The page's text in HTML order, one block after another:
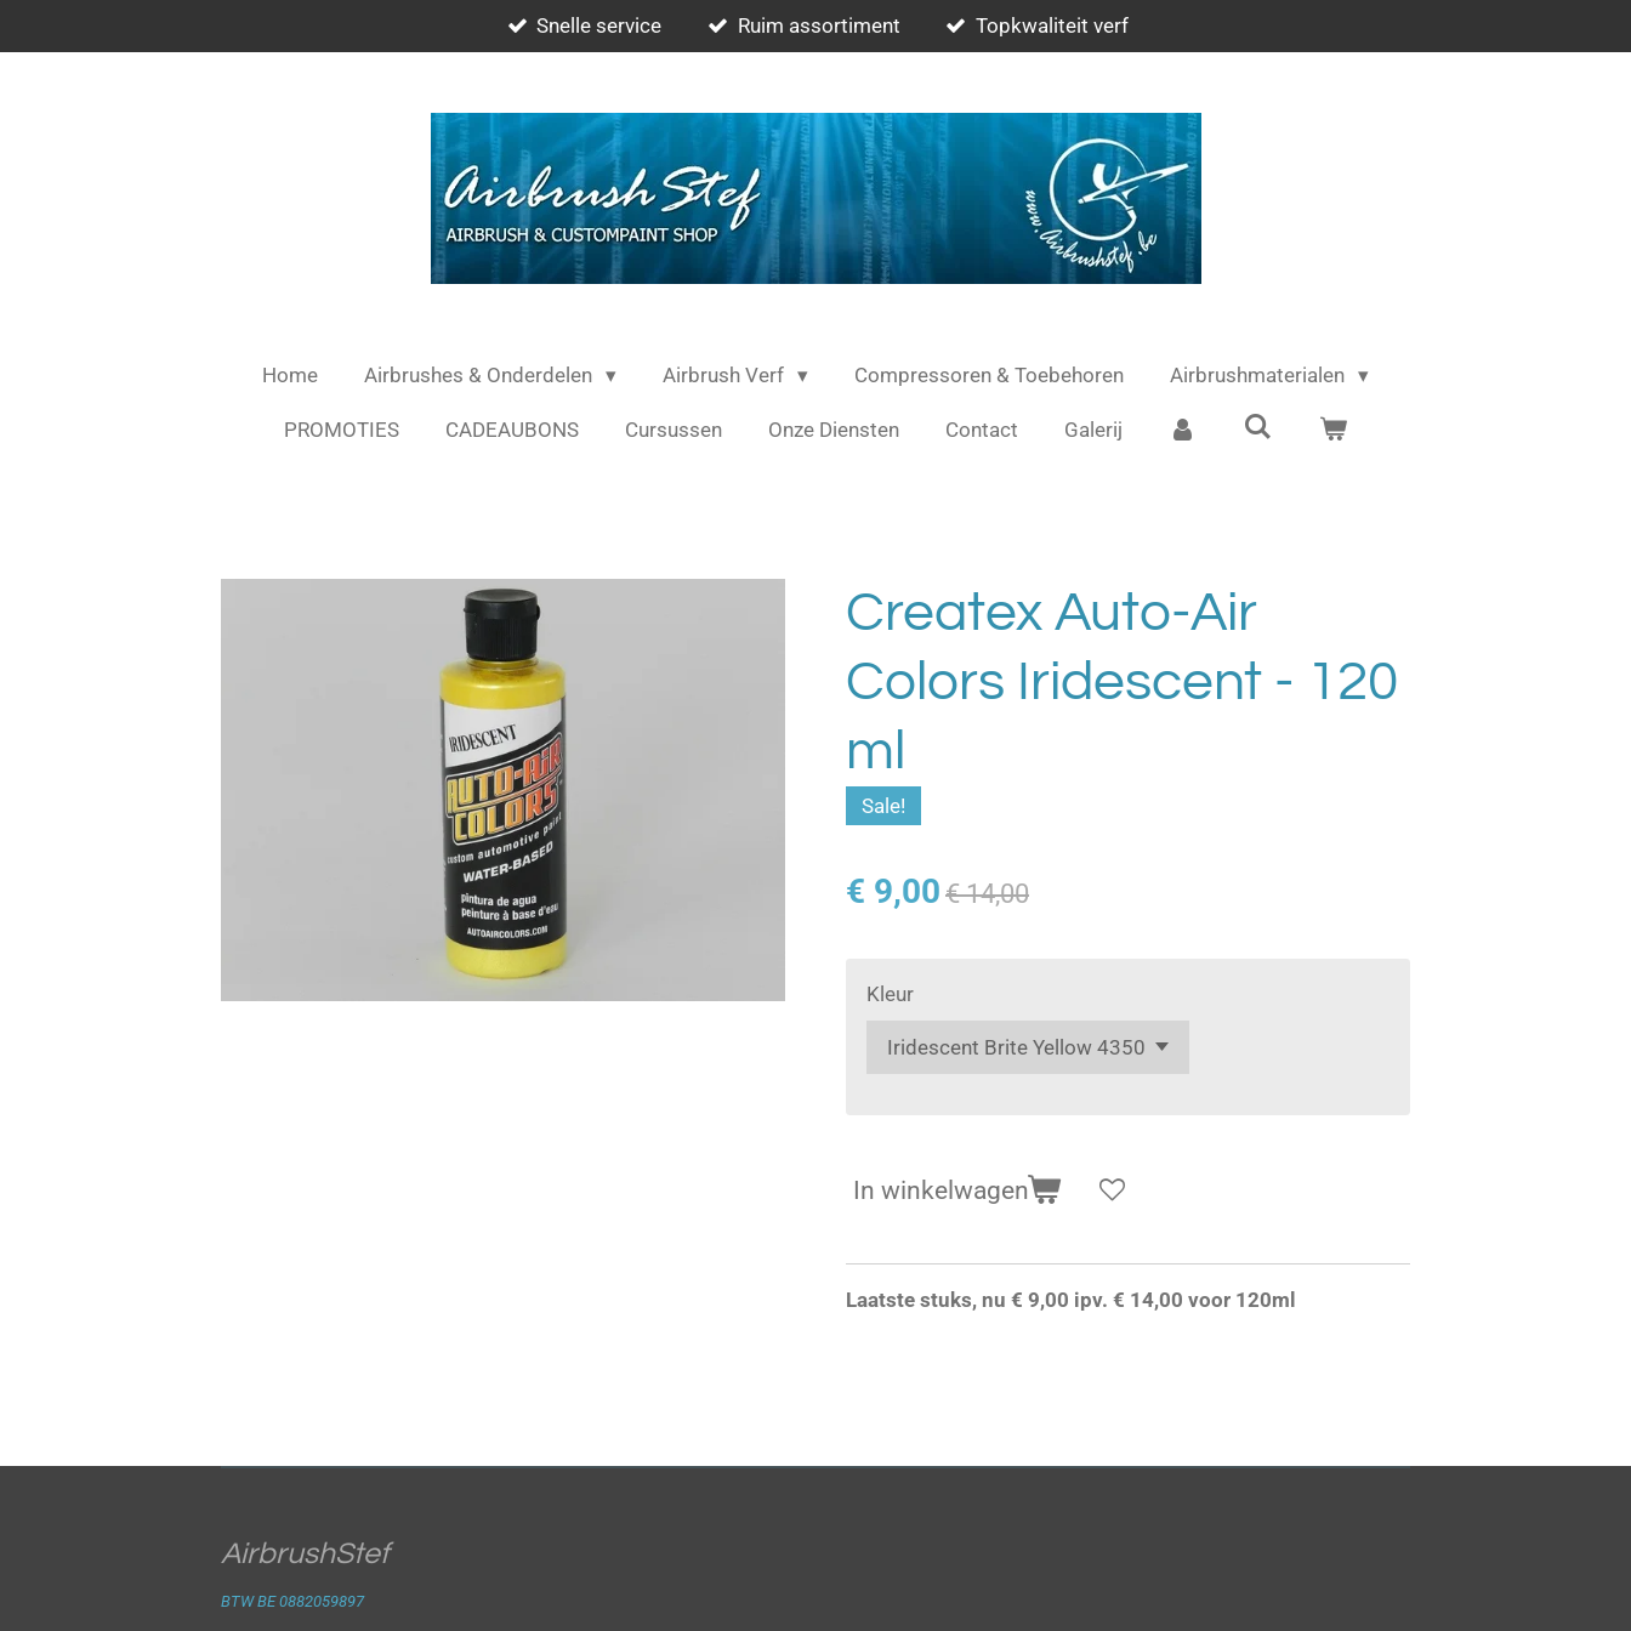
direct
Snelle service Ruim assortiment Topkwaliteit verf
Home Airbrushes & Onderdelen Airbrush Verf Compressoren & Toebehoren Airbrushmaterialen
PROMOTIES CADEAUBONS Cursussen Onze Diensten Contact Galerij
Createx Auto-Air
Colors Iridescent - 120
ml
Sale!
€ 9,00 € 14,00
Kleur
In winkelwagen
Laatste stuks, nu € 9,00 ipv. € 14,00 voor 120ml
AirbrushStef
BTW BE 0882059897